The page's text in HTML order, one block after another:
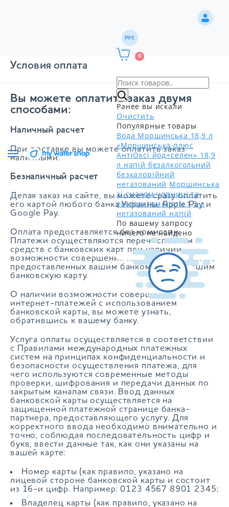
РУС
0
Ранее вы искали
Очистить
Популярные товары
Вода Моршинська 18,9 л
«Моршинська плюс
АнтіОксі йод+селен» 18,9
л напій безалкогольний
безкалорійний
негазований Моршинська
зі смаком чорниці та
екстрактом м'яти 1,5 л
негазований напій
По вашему запросу
ничего не найдено
Условия оплата
Вы можете оплатить заказ двумя
способами:
Наличный расчет
При доставке вы можете оплатить заказ
наличными.
Безналичный расчет
Делая заказ на сайте, вы можете сразу оплатить
его картой любого банка Украины, Apple Pay и
Google Pay.
Оплата предоставляется без комиссии.
Платежи осуществляются перечислением
средств с банковских карт при наличии
возможности совершения интернет-платежей,
предоставленных вашим банком, выпустившим
банковскую карту.
О наличии возможности совершения
интернет-платежей с использованием
банковской карты, вы можете узнать,
обратившись к вашему банку.
Услуга оплаты осуществляется в соответствии
с Правилами международных платежных
систем на принципах конфиденциальности и
безопасности осуществления платежа, для
чего используются современные методы
проверки, шифрования и передачи данных по
закрытым каналам связи. Ввод данных
банковской карты осуществляется на
защищенной платежной странице банка-
партнера, предоставляющего услугу. Для
корректного ввода необходимо внимательно и
точно, соблюдая последовательность цифр и
букв, ввести данные так, как они указаны на
вашей карте:
Номер карты (как правило, указано на
лицевой стороне банковской карты и состоит
из 16-и цифр. Например: 0123 4567 8901 2345;
Владелец карты (как правило, указано на